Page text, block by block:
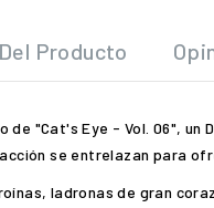
Producto
"Cat's Eye - Vol. 06",
se entrelazan para
ladronas de gran